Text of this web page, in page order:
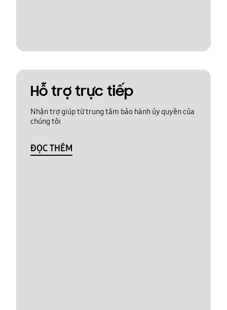
Hỗ trợ trực tiếp
Nhận trợ giúp từ trung tâm bảo hành ủy quyền của
chúng tôi
ĐỌC THÊM